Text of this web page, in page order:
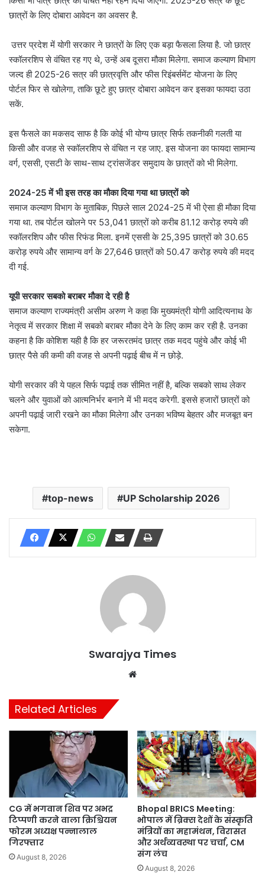
छात्रों के लिए दोबारा आवेदन का अवसर है.
उत्तर प्रदेश में योगी सरकार ने छात्रों के लिए एक बड़ा फैसला लिया है. जो छात्र
स्कॉलरशिप से वंचित रह गए थे, उन्हें अब दूसरा मौका मिलेगा. समाज कल्याण विभाग
जल्द ही 2025-26 सत्र की छात्रवृत्ति और फीस रिइंबर्समेंट योजना के लिए
पोर्टल फिर से खोलेगा, ताकि छूटे हुए छात्र दोबारा आवेदन कर इसका फायदा उठा
सकें.
इस फैसले का मकसद साफ है कि कोई भी योग्य छात्र सिर्फ तकनीकी गलती या
किसी और वजह से स्कॉलरशिप से वंचित न रह जाए. इस योजना का फायदा सामान्य
वर्ग, एससी, एसटी के साथ-साथ ट्रांसजेंडर समुदाय के छात्रों को भी मिलेगा.
2024-25 में भी इस तरह का मौका दिया गया था छात्रों को
समाज कल्याण विभाग के मुताबिक, पिछले साल 2024-25 में भी ऐसा ही मौका दिया
गया था. तब पोर्टल खोलने पर 53,041 छात्रों को करीब 81.12 करोड़ रुपये की
स्कॉलरशिप और फीस रिफंड मिला. इनमें एससी के 25,395 छात्रों को 30.65
करोड़ रुपये और सामान्य वर्ग के 27,646 छात्रों को 50.47 करोड़ रुपये की मदद
दी गई.
यूपी सरकार सबको बराबर मौका दे रही है
समाज कल्याण राज्यमंत्री असीम अरुण ने कहा कि मुख्यमंत्री योगी आदित्यनाथ के
नेतृत्व में सरकार शिक्षा में सबको बराबर मौका देने के लिए काम कर रही है. उनका
कहना है कि कोशिश यही है कि हर जरूरतमंद छात्र तक मदद पहुंचे और कोई भी
छात्र पैसे की कमी की वजह से अपनी पढ़ाई बीच में न छोड़े.
योगी सरकार की ये पहल सिर्फ पढ़ाई तक सीमित नहीं है, बल्कि सबको साथ लेकर
चलने और युवाओं को आत्मनिर्भर बनाने में भी मदद करेगी. इससे हजारों छात्रों को
अपनी पढ़ाई जारी रखने का मौका मिलेगा और उनका भविष्य बेहतर और मजबूत बन
सकेगा.
top-news UP Scholarship 2026
Swarajya Times
Related Articles
CG में भगवान शिव पर अभद्र
टिप्पणी करने वाला क्रिश्चियन
फोरम अध्यक्ष पन्नालाल
गिरफ्तार
August 8, 2026
Bhopal BRICS Meeting:
भोपाल में ब्रिक्स देशों के संस्कृति
मंत्रियों का महामंथन, विरासत
और अर्थव्यवस्था पर चर्चा, CM
संग लंच
August 8, 2026